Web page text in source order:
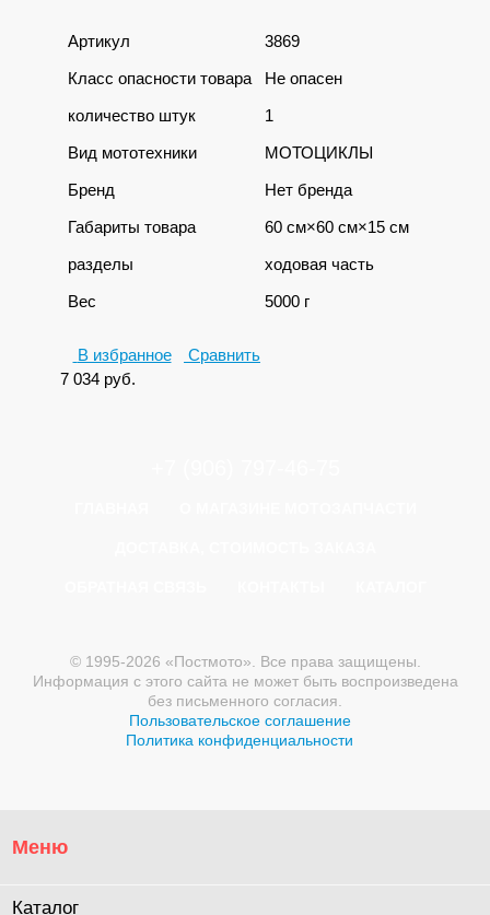
Артикул
3869
Класс опасности товара
Не опасен
количество штук
1
Вид мототехники
МОТОЦИКЛЫ
Бренд
Нет бренда
Габариты товара
60 см×60 см×15 см
разделы
ходовая часть
Вес
5000 г
В избранное
Сравнить
7 034 руб.
© 1995-2026 «Постмото». Все права защищены.
Информация с этого сайта не может быть воспроизведена
без письменного согласия.
Пользовательское соглашение
Политика конфиденциальности
Меню
Каталог